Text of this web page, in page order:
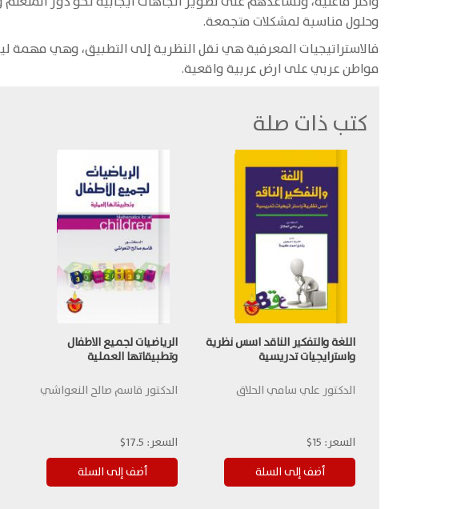
وحلول مناسبة لمشكلات متجمعة.
فالاستراتيجيات المعرفية هي نقل النظرية إلى التطبيق، وهي مهمة
مواطن عربي على ارض عربية واقعية.
كتب ذات صلة
اللغة والتفكير الناقد اسس نظرية
واسترايجيات تدريسية
الدكتور علي سامي الحلاق
السعر: 15$
الرياضيات لجميع الاطفال
وتطبيقاتها العملية
الدكتور قاسم صالح النعواشي
السعر: 17.5$